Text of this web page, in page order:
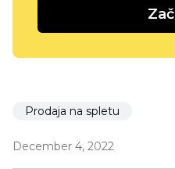
Prodaja na spletu
December 4, 2022